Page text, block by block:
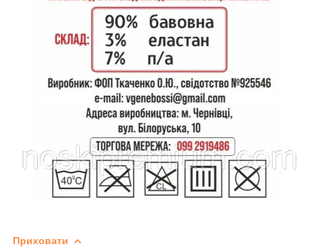
Приховати